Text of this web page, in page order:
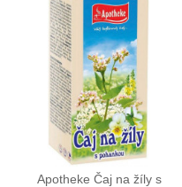
Apotheke Čaj na žíly s